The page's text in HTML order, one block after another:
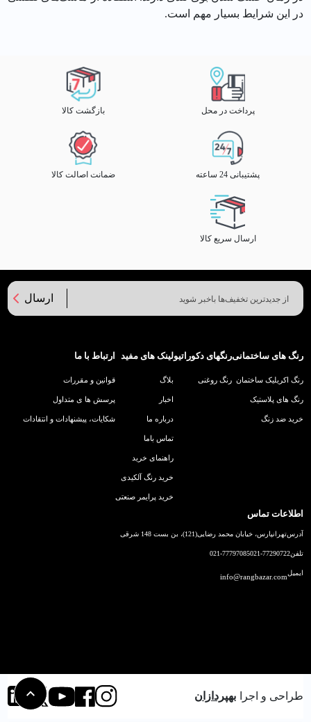
در این شرایط بسیار مهم است.
پرداخت در محل بازگشت کالا
پشتیبانی 24 ساعته ضمانت اصالت کالا
ارسال سریع کالا
ارسال
رنگ های ساختمانی
رنگ اکریلیک ساختمان
رنگ های پلاستیک
خرید ضد زنگ
رنگهای دکوراتیو
رنگ روغنی
لینک های مفید
بلاگ
اخبار
درباره ما
تماس باما
راهنمای خرید
خرید رنگ آلکیدی
خرید پرایمر صنعتی
ارتباط با ما
قوانین و مقررات
پرسش ها ی متداول
شکایات، پیشنهادات و انتقادات
اطلاعات تماس
آدرستهرانپارس، خیابان محمد رضایی(121)، بن بست 148 شرقی
تلفن021-77290722
021-77797085
ایمیلinfo@rangbazar.com
طراحی و اجرا بهپردازان